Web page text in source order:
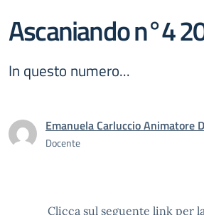
Ascaniando n°4
In questo numero...
Emanuela Carluccio Animatore
Docente
Clicca sul seguente link per